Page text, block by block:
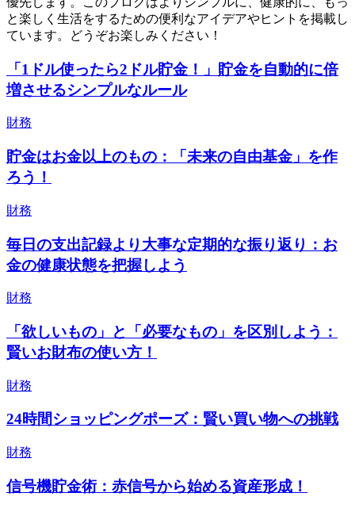
と楽しく生活をするための便利なアイデアやヒントを掲載し
ています。どうぞお楽しみください！
「1ドル使ったら2ドル貯金！」貯金を自動的に倍
増させるシンプルなルール
財務
貯金はお金以上のもの：「未来の自由基金」を作
ろう！
財務
毎日の支出記録より大事な定期的な振り返り：お
金の健康状態を把握しよう
財務
「欲しいもの」と「必要なもの」を区別しよう：
賢いお財布の使い方！
財務
24時間ショッピングポーズ：賢い買い物への挑戦
財務
信号機貯金術：赤信号から始める資産形成！